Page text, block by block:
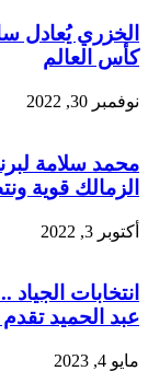
الخزري يُعادل
كأس العالم
نوفمبر 30, 2022
محمد سلامة
الزمالك قوية
أكتوبر 3, 2022
انتخابات
عبد الحميد
مايو 4, 2023